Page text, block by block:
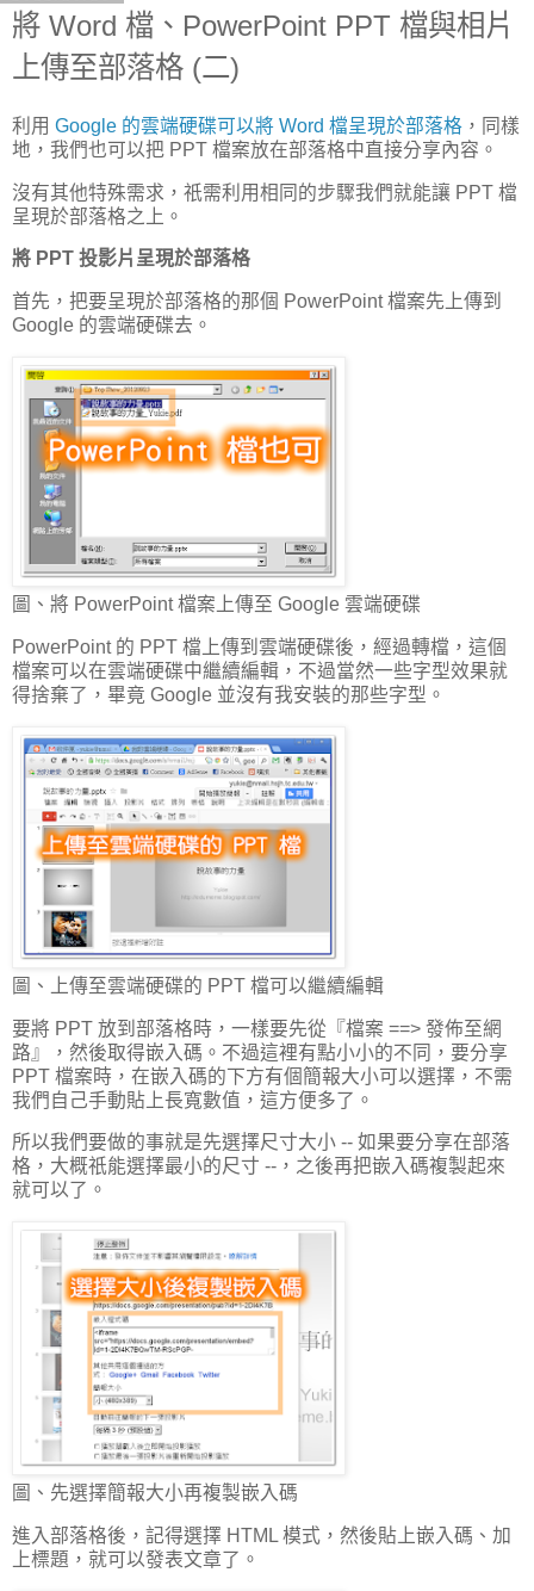
將 Word 檔、PowerPoint PPT 檔與相片
上傳至部落格 (二)
利用 Google 的雲端硬碟可以將 Word 檔呈現於部落格 ，同樣
地，我們也可以把 PPT 檔案放在部落格中直接分享內容。
沒有其他特殊需求，祇需利用相同的步驟我們就能讓 PPT 檔
呈現於部落格之上。
將 PPT 投影片呈現於部落格
首先，把要呈現於部落格的那個 PowerPoint 檔案先上傳到
Google 的雲端硬碟去。
圖、將 PowerPoint 檔案上傳至 Google 雲端硬碟
PowerPoint 的 PPT 檔上傳到雲端硬碟後，經過轉檔，這個
檔案可以在雲端硬碟中繼續編輯，不過當然一些字型效果就
得捨棄了，畢竟 Google 並沒有我安裝的那些字型。
圖、上傳至雲端硬碟的 PPT 檔可以繼續編輯
要將 PPT 放到部落格時，一樣要先從『檔案 ==> 發佈至網
路』，然後取得嵌入碼。不過這裡有點小小的不同，要分享
PPT 檔案時，在嵌入碼的下方有個簡報大小可以選擇，不需
我們自己手動貼上長寬數值，這方便多了。
所以我們要做的事就是先選擇尺寸大小 -- 如果要分享在部落
格，大概祇能選擇最小的尺寸 --，之後再把嵌入碼複製起來
就可以了。
圖、先選擇簡報大小再複製嵌入碼
進入部落格後，記得選擇 HTML 模式，然後貼上嵌入碼、加
上標題，就可以發表文章了。